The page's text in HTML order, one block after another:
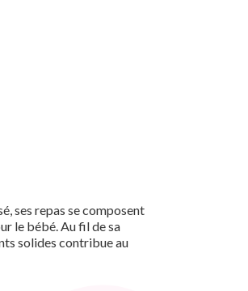
ses repas se composent
le bébé. Au fil de sa
solides contribue au